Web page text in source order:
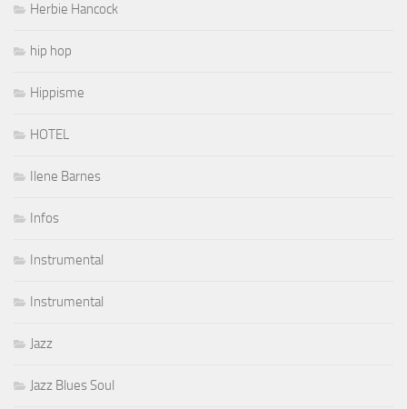
Herbie Hancock
hip hop
Hippisme
HOTEL
Ilene Barnes
Infos
Instrumental
Instrumental
Jazz
Jazz Blues Soul